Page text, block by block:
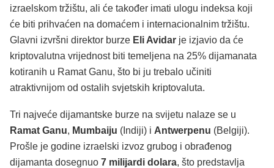
izraelskom tržištu, ali će također imati ulogu indeksa koji
će biti prihvaćen na domaćem i internacionalnim tržištu.
Glavni izvršni direktor burze Eli Avidar je izjavio da će
kriptovalutna vrijednost biti temeljena na 25% dijamanata
kotiranih u Ramat Ganu, što bi ju trebalo učiniti
atraktivnijom od ostalih svjetskih kriptovaluta.
Tri najveće dijamantske burze na svijetu nalaze se u
Ramat Ganu, Mumbaiju (Indiji) i Antwerpenu (Belgiji).
Prošle je godine izraelski izvoz grubog i obrađenog
dijamanta dosegnuo 7 milijardi dolara, što predstavlja